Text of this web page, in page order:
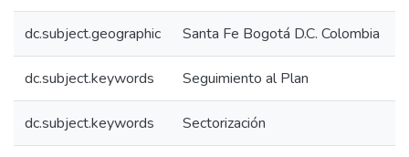
dc.subject.geographic Santa Fe Bogotá D.C. Colombia
dc.subject.keywords Seguimiento al Plan
dc.subject.keywords Sectorización